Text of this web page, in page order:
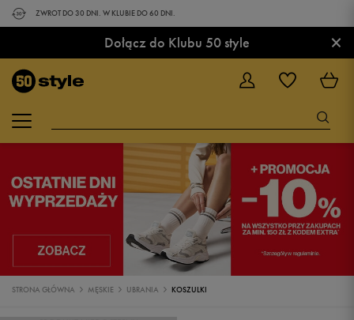
ZWROT DO 30 DNI. W KLUBIE DO 60 DNI.
Dołącz do Klubu 50 style ×
STRONA GŁÓWNA MĘSKIE UBRANIA KOSZULKI